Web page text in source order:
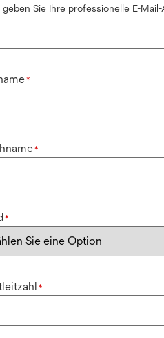
geben Sie Ihre professionelle E-
*
*
*
*